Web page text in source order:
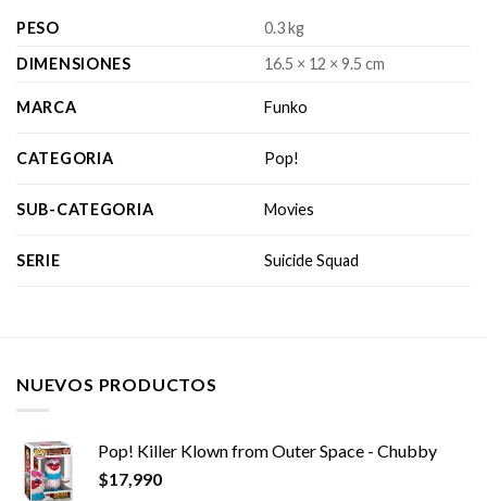
PESO
0.3 kg
DIMENSIONES
16.5 × 12 × 9.5 cm
MARCA Funko
CATEGORIA Pop!
SUB-CATEGORIA Movies
SERIE Suicide Squad
NUEVOS PRODUCTOS
Pop! Killer Klown from Outer Space - Chubby
$17,990